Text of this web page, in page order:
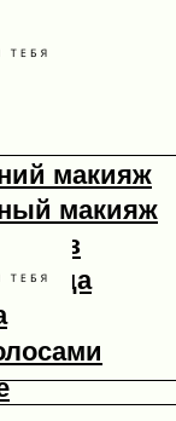
макияж
макияж
глаз
лица